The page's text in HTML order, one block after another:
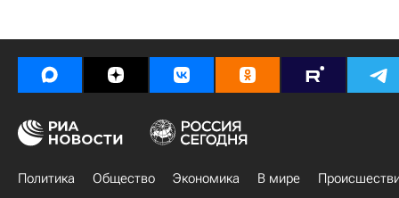
Политика Общество Экономика В мире